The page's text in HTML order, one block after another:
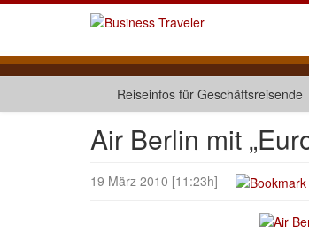
Reiseinfos für Geschäftsreisende
Air Berlin mit
19 März 2010 [11:23h]